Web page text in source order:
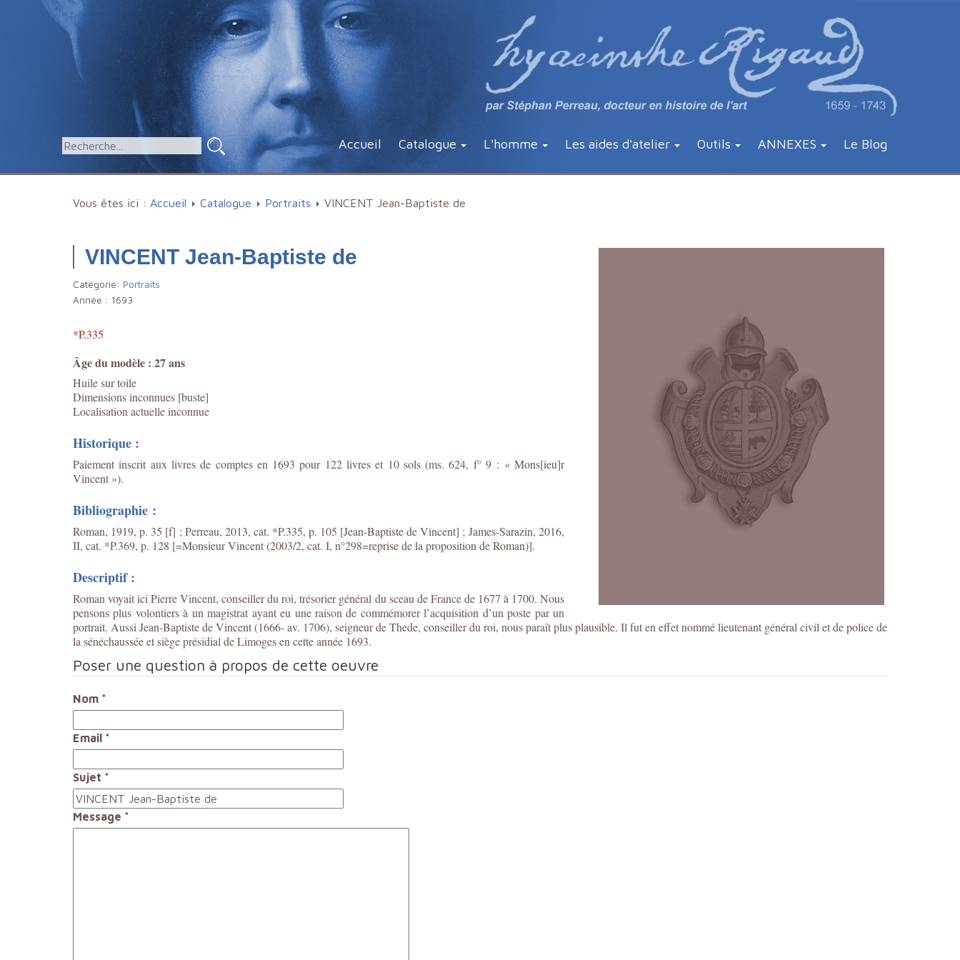
Accueil Catalogue L'homme Les aides d'atelier Outils ANNEXES Le Blog
Vous êtes ici : Accueil Catalogue Portraits VINCENT Jean-Baptiste de
VINCENT Jean-Baptiste de
Catégorie: Portraits
Année : 1693
*P.335
Âge du modèle : 27 ans
Huile sur toile
Dimensions inconnues [buste]
Localisation actuelle inconnue
Historique :
Paiement inscrit aux livres de comptes en 1693 pour 122 livres et 10 sols (ms. 624, f° 9 : « Mons[ieu]r
Vincent »).
Bibliographie :
Roman, 1919, p. 35 [f] ; Perreau, 2013, cat. *P.335, p. 105 [Jean-Baptiste de Vincent] ; James-Sarazin, 2016,
II, cat. *P.369, p. 128 [=Monsieur Vincent (2003/2, cat. I, n°298=reprise de la proposition de Roman)].
Descriptif :
Roman voyait ici Pierre Vincent, conseiller du roi, trésorier général du sceau de France de 1677 à 1700. Nous
pensons plus volontiers à un magistrat ayant eu une raison de commémorer l’acquisition d’un poste par un
portrait. Aussi Jean-Baptiste de Vincent (1666- av. 1706), seigneur de Thede, conseiller du roi, nous paraît plus plausible. Il fut en effet nommé lieutenant général civil et de police de
la sénéchaussée et siège présidial de Limoges en cette année 1693.
Poser une question à propos de cette oeuvre
Nom *
Email *
Sujet *
Message *